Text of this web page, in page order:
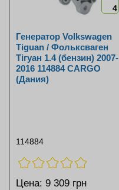
4
Генератор Volkswagen
Tiguan / Фольксваген
Тігуан 1.4 (бензин) 2007-
2016 114884 CARGO
(Дания)
114884
Цена: 9 309 грн